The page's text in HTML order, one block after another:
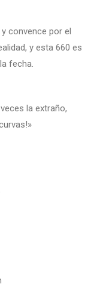
convence por el
y esta 660 es
fecha.
la extraño,